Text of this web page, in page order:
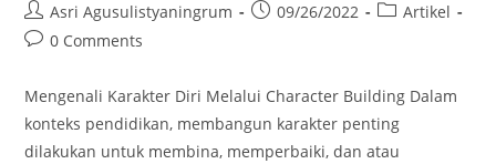
Asri Agusulistyaningrum 09/26/2022
Artikel
0 Comments
Mengenali Karakter Diri Melalui Character Building Dalam
konteks pendidikan, membangun karakter penting
dilakukan untuk membina, memperbaiki, dan atau